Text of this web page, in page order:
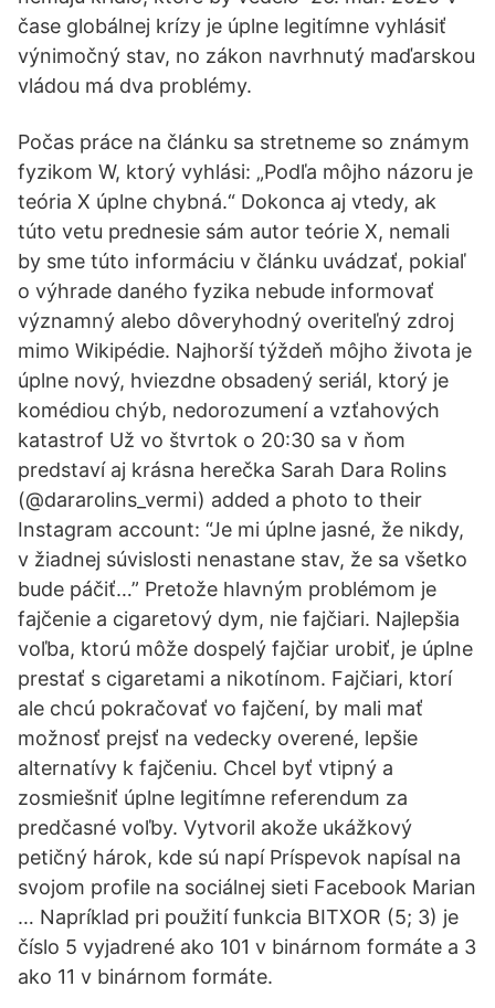
čase globálnej krízy je úplne legitímne vyhlásiť
výnimočný stav, no zákon navrhnutý maďarskou
vládou má dva problémy.
Počas práce na článku sa stretneme so známym
fyzikom W, ktorý vyhlási: „Podľa môjho názoru je
teória X úplne chybná.“ Dokonca aj vtedy, ak
túto vetu prednesie sám autor teórie X, nemali
by sme túto informáciu v článku uvádzať, pokiaľ
o výhrade daného fyzika nebude informovať
významný alebo dôveryhodný overiteľný zdroj
mimo Wikipédie. Najhorší týždeň môjho života je
úplne nový, hviezdne obsadený seriál, ktorý je
komédiou chýb, nedorozumení a vzťahových
katastrof Už vo štvrtok o 20:30 sa v ňom
predstaví aj krásna herečka Sarah Dara Rolins
(@dararolins_vermi) added a photo to their
Instagram account: “Je mi úplne jasné, že nikdy,
v žiadnej súvislosti nenastane stav, že sa všetko
bude páčiť…” Pretože hlavným problémom je
fajčenie a cigaretový dym, nie fajčiari. Najlepšia
voľba, ktorú môže dospelý fajčiar urobiť, je úplne
prestať s cigaretami a nikotínom. Fajčiari, ktorí
ale chcú pokračovať vo fajčení, by mali mať
možnosť prejsť na vedecky overené, lepšie
alternatívy k fajčeniu. Chcel byť vtipný a
zosmiešniť úplne legitímne referendum za
predčasné voľby. Vytvoril akože ukážkový
petičný hárok, kde sú napí Príspevok napísal na
svojom profile na sociálnej sieti Facebook Marian
… Napríklad pri použití funkcia BITXOR (5; 3) je
číslo 5 vyjadrené ako 101 v binárnom formáte a 3
ako 11 v binárnom formáte.